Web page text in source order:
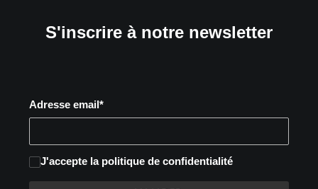
S'inscrire à notre newsletter
Adresse email*
J'accepte la politique de confidentialité